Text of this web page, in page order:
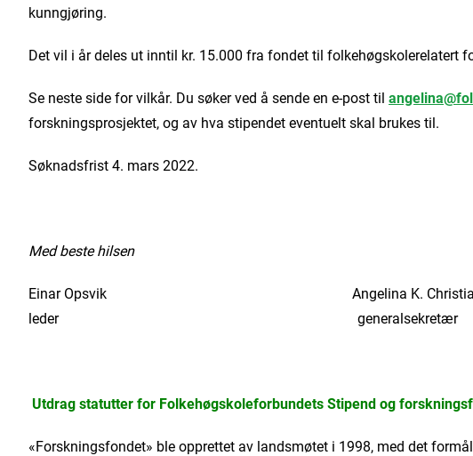
kunngjøring.
Det vil i år deles ut inntil kr. 15.000 fra fondet til folkehøgskolerelatert
Se neste side for vilkår. Du søker ved å sende en e-post til
forskningsprosjektet, og av hva stipendet eventuelt skal brukes til.
Søknadsfrist 4. mars 2022.
Med beste hilsen
Einar Opsvik Angelina K.
leder generalsekretær
Utdrag statutter for Folkehøgskoleforbundets Stipend og
«Forskningsfondet» ble opprettet av landsmøtet i 1998, med det